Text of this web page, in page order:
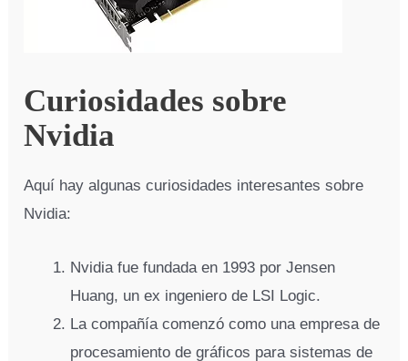
Curiosidades sobre
Nvidia
Aquí hay algunas curiosidades interesantes sobre
Nvidia:
Nvidia fue fundada en 1993 por Jensen
Huang, un ex ingeniero de LSI Logic.
La compañía comenzó como una empresa de
procesamiento de gráficos para sistemas de